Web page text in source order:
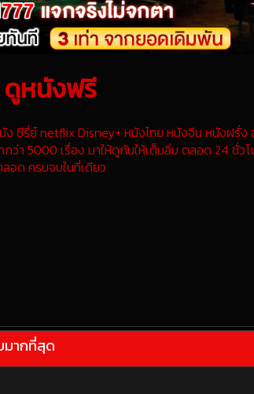
ดูหนังฟรี
ซีรี่ย์ netflix Disney+ หนังไทย หนังจีน หนังฝรั่ง
ว่า 5000 เรื่อง มาให้ดูกันให้เต็มอิ่ม ตลอด 24 ชั่ว
อด ครบจบในที่เดียว
มากที่สุด